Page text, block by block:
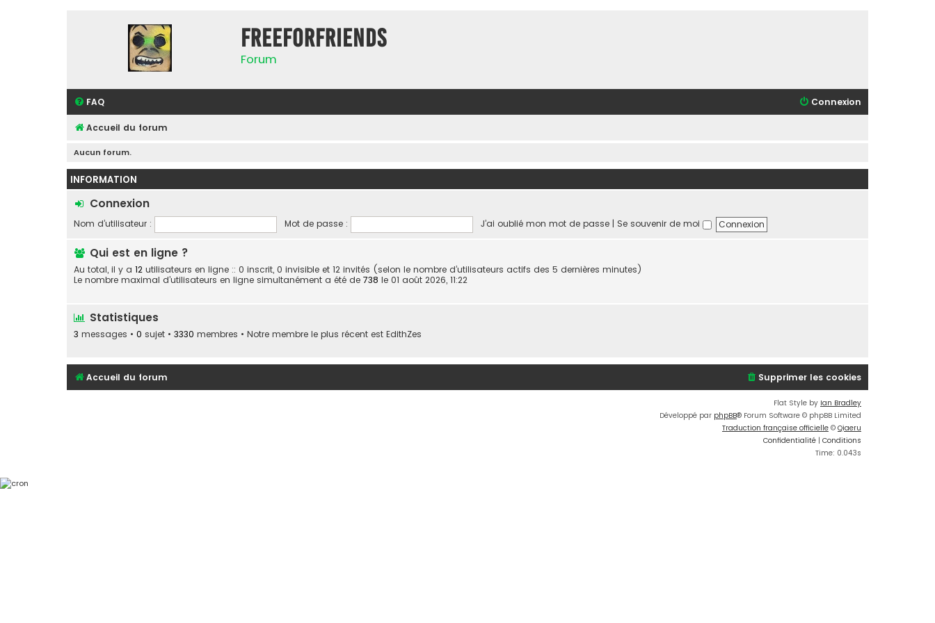
FreeForFriends
Forum
FAQ Connexion
Accueil du forum
Aucun forum.
INFORMATION
Connexion
Nom d’utilisateur : Mot de passe : J’ai oublié mon mot de passe | Se souvenir de moi
Qui est en ligne ?
Au total, il y a 12 utilisateurs en ligne :: 0 inscrit, 0 invisible et 12 invités (selon le nombre d’utilisateurs actifs des 5 dernières minutes)
Le nombre maximal d’utilisateurs en ligne simultanément a été de 738 le 01 août 2026, 11:22
Statistiques
3 messages • 0 sujet • 3330 membres • Notre membre le plus récent est EdithZes
Accueil du forum Supprimer les cookies
Flat Style by Ian Bradley
Développé par phpBB® Forum Software © phpBB Limited
Traduction française officielle © Qiaeru
Confidentialité | Conditions
Time: 0.043s